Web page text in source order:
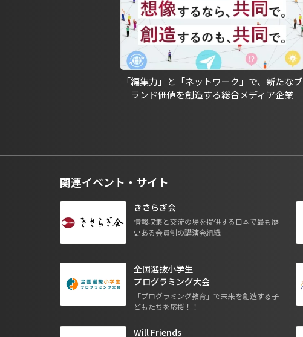
「編集力」と「ネットワーク」で、新たなブ
ランド価値を創造する総合メディア企業
関連イベント・サイト
きさらぎ会
情報収集と交流の場を提供する日本で最も歴
史ある会員制の講演会組織
全国選抜小学生
プログラミング大会
「プログラミング教育」で未来を創造する子
どもたちを応援！！
Will Friends